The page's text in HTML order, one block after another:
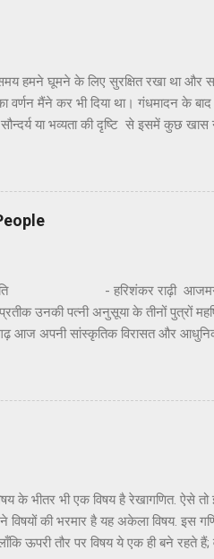
समय हमने घूमने के लिए सुरक्षित रखा था
वर्णन मैंने कर भी दिया था। गंधमादन के
या भव्यता की दृष्टि से इसमें कुछ खास
आराध्य भगवान शिव के प्रति कृतज्ञता
यहाँ पर श्रीराम,सीताजी और
सीताकुंड और लक्ष्मण तीर्थ है । हाँ,
में हनुमा...
- हरिशंकर राढ़ी आजमगढ़ रेलवे
उनकी पत्नी अनुसूया के तीनों पुत्रों
आज अपनी सांस्कृतिक विरासत और
का अवलोकन करता प्रतीत हो रहा है।
सौष्ठव से उसकी पहचान थी, वह अतीत में
के भीतर भी एक विषय है रेखागणित. ऐसे
विषयों की भरमार है यह अकेला विषय. इस
ऊपरी तौर पर विषय ये एक ही बने रहते